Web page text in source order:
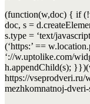
(function(w,doc) { if
doc, s =
s.type = ‘text/
(‘https:’ ==
‘://w.uptolike.com/
h.appendChild(s);
https://vseprodveri.ru/
mezhkomnatnoj-